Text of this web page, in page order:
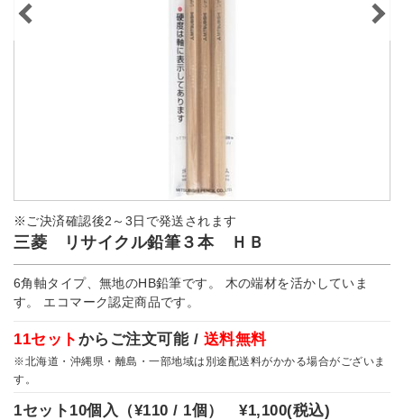
※ご決済確認後2～3日で発送されます
三菱 リサイクル鉛筆３本 ＨＢ
6角軸タイプ、無地のHB鉛筆です。 木の端材を活かしていま
す。 エコマーク認定商品です。
11セット からご注文可能 / 送料無料
※北海道・沖縄県・離島・一部地域は別途配送料がかかる場合がございま
す。
1セット10個入（¥110 / 1個）¥1,100(税込)